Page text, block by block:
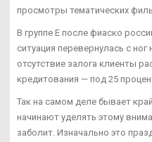
просмотры тематических
В группе Е после фиаско
ситуация перевернулась с
отсутствие залога клиенты
кредитования — под 25
Так на самом деле бывает
начинают уделять этому
заболит. Изначально это